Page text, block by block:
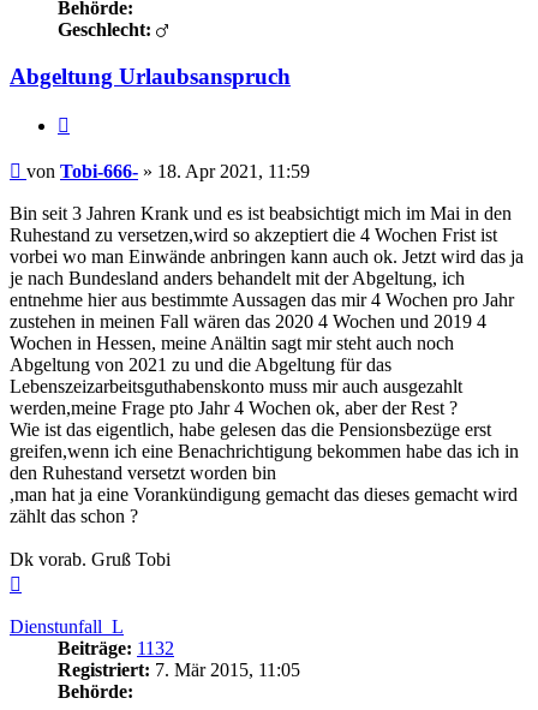
Behörde:
Geschlecht:
Abgeltung Urlaubsanspruch
Beitrag
von Tobi-666- » 18. Apr 2021, 11:59
Bin seit 3 Jahren Krank und es ist beabsichtigt mich im Mai in den
Ruhestand zu versetzen,wird so akzeptiert die 4 Wochen Frist ist
vorbei wo man Einwände anbringen kann auch ok. Jetzt wird das ja
je nach Bundesland anders behandelt mit der Abgeltung, ich
entnehme hier aus bestimmte Aussagen das mir 4 Wochen pro Jahr
zustehen in meinen Fall wären das 2020 4 Wochen und 2019 4
Wochen in Hessen, meine Anältin sagt mir steht auch noch
Abgeltung von 2021 zu und die Abgeltung für das
Lebenszeizarbeitsguthabenskonto muss mir auch ausgezahlt
werden,meine Frage pto Jahr 4 Wochen ok, aber der Rest ?
Wie ist das eigentlich, habe gelesen das die Pensionsbezüge erst
greifen,wenn ich eine Benachrichtigung bekommen habe das ich in
den Ruhestand versetzt worden bin
,man hat ja eine Vorankündigung gemacht das dieses gemacht wird
zählt das schon ?
Dk vorab. Gruß Tobi
Dienstunfall_L
Beiträge: 1132
Registriert: 7. Mär 2015, 11:05
Behörde: